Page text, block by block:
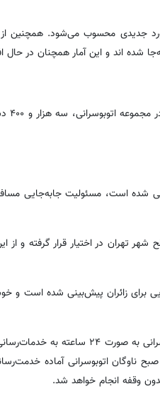
به ثبت رسیده که رکورد جدیدی محسوب می‌شود.
معاون
قبل پیش‌بینی شده است، مسئولیت جابه‌جایی
کرد: در مجموع ۲۶۰ هزار فضای پارک در سطح شهر تهران در اختیار
برای زائران پیش‌بینی شده است و
هرمزی در پایان با تأکید بر استمرار خدمات حمل‌ونقل عمومی خاطرنشان کرد:
داد؛ به این معنا که امشب تا پاسی از شب سرویس‌دهی برقرار است و فردا نیز از ساعت ۵ صبح ناوگان
وقفه انجام خواهد شد.